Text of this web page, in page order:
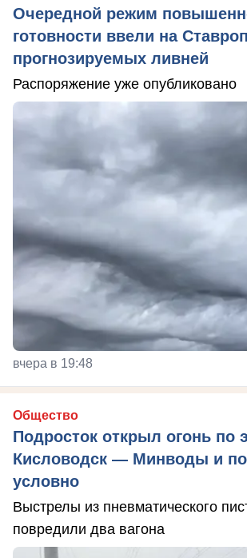
Очередной режим
готовности ввели на
прогнозируемых ливней
Распоряжение уже опубликовано
вчера в 19:48
Общество
Подросток открыл огонь по
Кисловодск — Минводы и
условно
Выстрелы из пневматического
повредили два вагона